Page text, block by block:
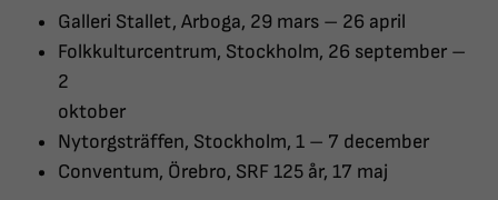
Galleri Stallet, Arboga, 29 mars – 26 april
Folkkulturcentrum, Stockholm, 26 september –
2
oktober
Nytorgsträffen, Stockholm, 1 – 7 december
Conventum, Örebro, SRF 125 år, 17 maj